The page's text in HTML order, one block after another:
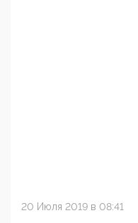
20 Июля 2019 в 08:41